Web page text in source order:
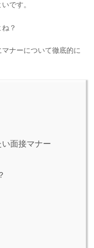
です。
？
ナーについて徹底的に
面接マナー